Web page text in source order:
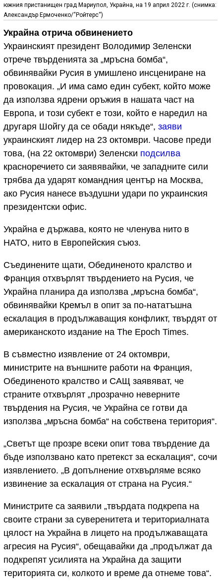
южния пристанищен град Мариупол, Украйна, на 19 април 2022 г. (снимка:
Александър Ермоченко/“Ройтерс“)
Украйна отрича обвинението
Украинският президент Володимир Зеленски
отрече твърденията за „мръсна бомба“,
обвинявайки Русия в умишлено инсцениране на
провокация. „И има само един субект, който може
да използва ядрени оръжия в нашата част на
Европа, и този субект е този, който е наредил на
другаря Шойгу да се обади някъде“, заяви
украинският лидер на 23 октомври. Часове преди
това, (на 22 октомври) Зеленски подсилва
красноречието си заявявайки, че западните сили
трябва да ударят командния център на Москва,
ако Русия нанесе въздушни удари по украинския
президентски офис.
Украйна е държава, която не членува нито в
НАТО, нито в Европейския съюз.
Съединените щати, Обединеното кралство и
Франция отхвърлят твърдението на Русия, че
Украйна планира да използва „мръсна бомба“,
обвинявайки Кремъл в опит за по-нататъшна
ескалация в продължаващия конфликт, твърдят от
американското издание на The Epoch Times.
В съвместно изявление от 24 октомври,
министрите на външните работи на Франция,
Обединеното кралство и САЩ заявяват, че
страните отхвърлят „прозрачно неверните
твърдения на Русия, че Украйна се готви да
използва „мръсна бомба“ на собствена територия“.
„Светът ще прозре всеки опит това твърдение да
бъде използвано като претекст за ескалация“, сочи
изявлението. „В допълнение отхвърляме всяко
извинение за ескалация от страна на Русия.“
Министрите са заявили „твърдата подкрепа на
своите страни за суверенитета и териториалната
цялост на Украйна в лицето на продължаващата
агресия на Русия“, обещавайки да „продължат да
подкрепят усилията на Украйна да защити
територията си, колкото и време да отнеме това“.